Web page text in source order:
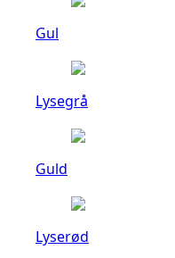
Gul
Lysegrå
Guld
Lyserød